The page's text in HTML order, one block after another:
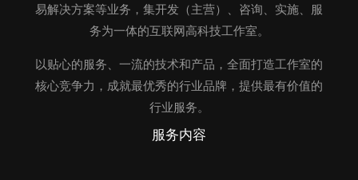
易解决方案等业务，集开发（主营）、咨询、实施、服
务为一体的互联网高科技工作室。
以贴心的服务、一流的技术和产品，全面打造工作室的
核心竞争力，成就最优秀的行业品牌，提供最有价值的
行业服务。
服务内容